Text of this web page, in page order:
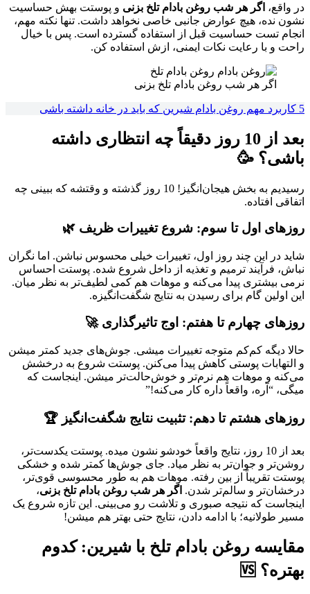
در واقع، اگر هر شب روغن بادام تلخ بزنی و پوستت بهش حساسیت
نشون نده، هیچ عوارض جانبی خاصی نخواهد داشت. تنها نکته مهم،
انجام تست حساسیت قبل از استفاده گسترده است. پس با خیال
راحت و با رعایت نکات ایمنی، ازش استفاده کن.
اگر هر شب روغن بادام تلخ بزنی
5 کاربرد مهم روغن بادام شیرین که باید در خانه داشته باشی
بعد از 10 روز دقیقاً چه انتظاری داشته
باشی؟ 🥳
رسیدیم به بخش هیجان‌انگیز! 10 روز گذشته و وقتشه که ببینی چه
اتفاقی افتاده.
روزهای اول تا سوم: شروع تغییرات ظریف 🌿
شاید در این چند روز اول، تغییرات خیلی محسوس نباشن. اما نگران
نباش، فرآیند ترمیم و تغذیه از داخل شروع شده. پوستت احساس
نرمی بیشتری پیدا می‌کنه و موهات هم کمی لطیف‌تر به نظر میان.
این اولین گام برای رسیدن به نتایج شگفت‌انگیزه.
روزهای چهارم تا هفتم: اوج تاثیرگذاری 🚀
حالا دیگه کم‌کم متوجه تغییرات میشی. جوش‌های جدید کمتر میشن
و التهابات پوستی کاهش پیدا می‌کنن. پوستت شروع به درخشش
می‌کنه و موهات هم نرم‌تر و خوش‌حالت‌تر میشن. اینجاست که
میگی، “آره، واقعاً داره کار می‌کنه!”
روزهای هشتم تا دهم: تثبیت نتایج شگفت‌انگیز 🏆
بعد از 10 روز، نتایج واقعاً خودشو نشون میده. پوستت یکدست‌تر،
روشن‌تر و جوان‌تر به نظر میاد. جای جوش‌ها کمتر شده و خشکی
پوستت تقریباً از بین رفته. موهات هم به طور محسوسی قوی‌تر،
درخشان‌تر و سالم‌تر شدن. اگر هر شب روغن بادام تلخ بزنی،
اینجاست که نتیجه صبوری و تلاشت رو می‌بینی. این تازه شروع یک
مسیر طولانیه؛ با ادامه دادن، نتایج حتی بهتر هم میشن!
مقایسه روغن بادام تلخ با شیرین: کدوم
بهتره؟ 🆚